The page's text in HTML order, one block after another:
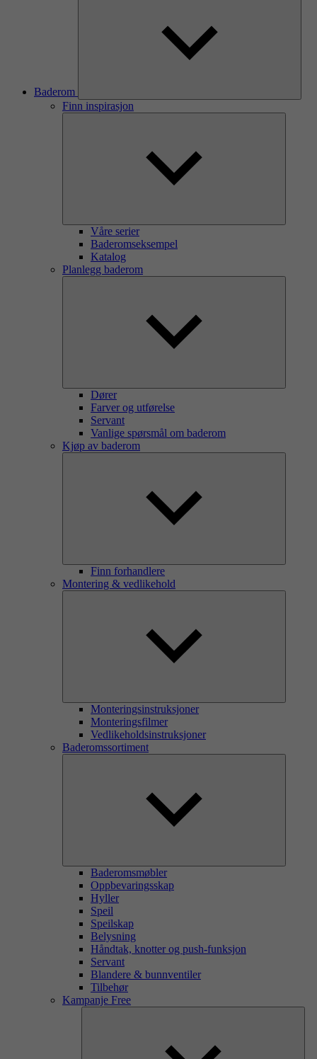
Baderom
Finn inspirasjon
Våre serier
Baderomseksempel
Katalog
Planlegg baderom
Dører
Farver og utførelse
Servant
Vanlige spørsmål om baderom
Kjøp av baderom
Finn forhandlere
Montering & vedlikehold
Monteringsinstruksjoner
Monteringsfilmer
Vedlikeholdsinstruksjoner
Baderomssortiment
Baderomsmøbler
Oppbevaringsskap
Hyller
Speil
Speilskap
Belysning
Håndtak, knotter og push-funksjon
Servant
Blandere & bunnventiler
Tilbehør
Kampanje Free